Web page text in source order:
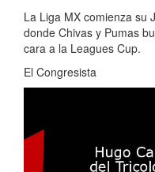
La Liga MX comienza su
donde Chivas y Pumas
cara a la Leagues Cup.
El Congresista